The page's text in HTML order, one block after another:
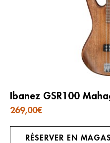
Ibanez GSR100
269,00€
RÉSERVER EN